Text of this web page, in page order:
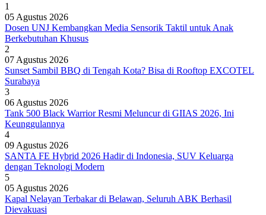
1
05 Agustus 2026
Dosen UNJ Kembangkan Media Sensorik Taktil untuk Anak
Berkebutuhan Khusus
2
07 Agustus 2026
Sunset Sambil BBQ di Tengah Kota? Bisa di Rooftop EXCOTEL
Surabaya
3
06 Agustus 2026
Tank 500 Black Warrior Resmi Meluncur di GIIAS 2026, Ini
Keunggulannya
4
09 Agustus 2026
SANTA FE Hybrid 2026 Hadir di Indonesia, SUV Keluarga
dengan Teknologi Modern
5
05 Agustus 2026
Kapal Nelayan Terbakar di Belawan, Seluruh ABK Berhasil
Dievakuasi